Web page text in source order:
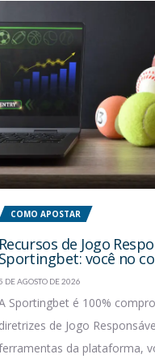
COMO APOSTAR
de Jogo
você no
DE AGOSTO DE 2026
Sportingbet é 100%
de Jogo
da plataforma,